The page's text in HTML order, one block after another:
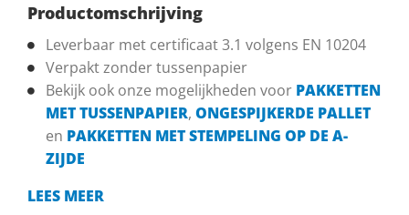
Productomschrijving
Leverbaar met certificaat 3.1 volgens EN 10204
Verpakt zonder tussenpapier
Bekijk ook onze mogelijkheden voor PAKKETTEN
MET TUSSENPAPIER, ONGESPIJKERDE PALLET
en PAKKETTEN MET STEMPELING OP DE A-
ZIJDE
LEES MEER